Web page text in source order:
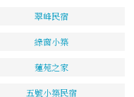
翠峰民宿
綠窗小築
蓮苑之家
五號小築民宿